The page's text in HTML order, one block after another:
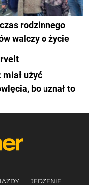
rodzinnego
walczy o życie
użyć
bo uznał to
JEDZENIE